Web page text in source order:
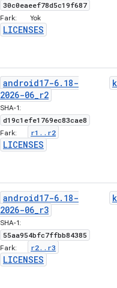
30c0eaeef78d5c19f687
Fark: Yok
LICENSES
android17-6. 18-
2026-06_r2
SHA-1:
d19c1efe1769ec83cae8
Fark: r1 . . r2
LICENSES
android17-6. 18-
2026-06_r3
SHA-1:
55aa954bfc7ffbb84385
Fark: r2. . r3
LICENSES